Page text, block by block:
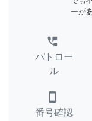
ーが
perm_phone_msg
パトロー
ル
smartphone
番号確認